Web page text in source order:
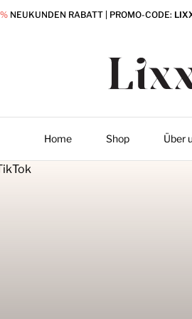
NEUKUNDEN RABATT | PROMO-CODE:
Home Shop Über